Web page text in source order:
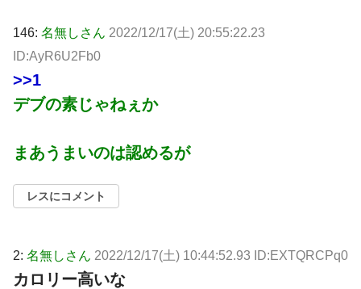
146: 名無しさん 2022/12/17(土) 20:55:22.23
ID:AyR6U2Fb0
>>1
デブの素じゃねぇか
まあうまいのは認めるが
レスにコメント
2: 名無しさん 2022/12/17(土) 10:44:52.93 ID:EXTQRCPq0
カロリー高いな